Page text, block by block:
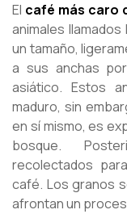
El café más caro
animales
un tamaño,
a sus anchas
asiático. Estos
maduro, sin
en sí mismo, es
bosque.
recolectados
café. Los granos
afrontan un